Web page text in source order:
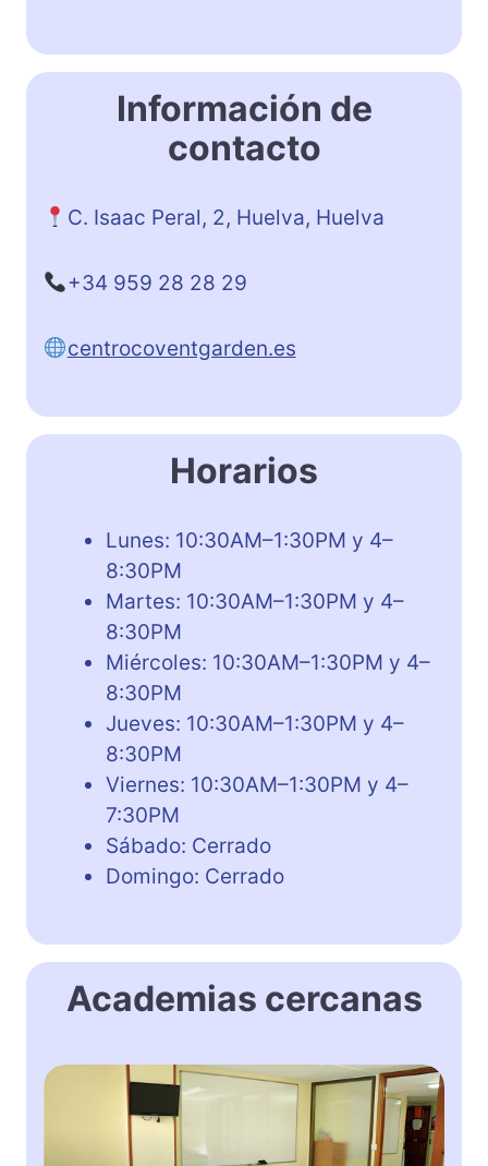
Información de
contacto
C. Isaac Peral, 2, Huelva, Huelva
+34 959 28 28 29
centrocoventgarden.es
Horarios
Lunes: 10:30AM–1:30PM y 4–
8:30PM
Martes: 10:30AM–1:30PM y 4–
8:30PM
Miércoles: 10:30AM–1:30PM y 4–
8:30PM
Jueves: 10:30AM–1:30PM y 4–
8:30PM
Viernes: 10:30AM–1:30PM y 4–
7:30PM
Sábado: Cerrado
Domingo: Cerrado
Academias cercanas
A